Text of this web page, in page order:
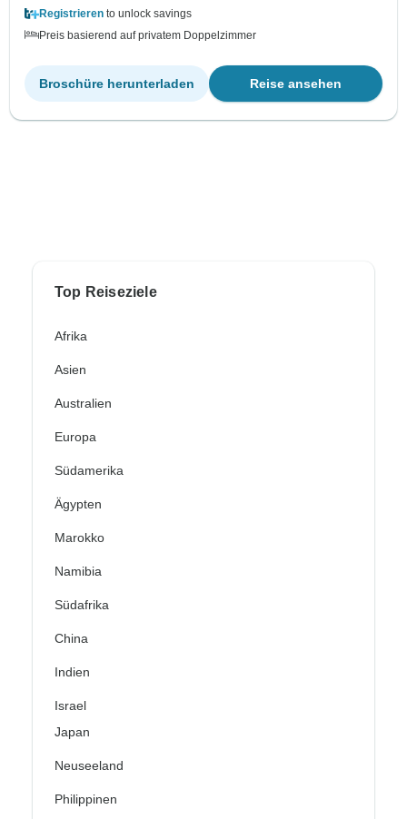
Registrieren to unlock savings
Preis basierend auf privatem Doppelzimmer
Reise ansehen
Broschüre herunterladen
Top Reiseziele
Afrika
Asien
Australien
Europa
Südamerika
Ägypten
Marokko
Namibia
Südafrika
China
Indien
Israel
Japan
Neuseeland
Philippinen